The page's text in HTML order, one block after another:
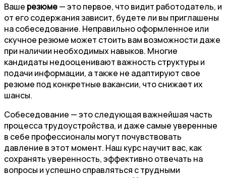
Ваше резюме— это первое, что видит работодатель, и
от его содержания зависит, будете ли вы приглашены
на собеседование. Неправильно оформленное или
скучное резюме может стоить вам возможности даже
при наличии необходимых навыков. Многие
кандидаты недооценивают важность структуры и
подачи информации, а также не адаптируют свое
резюме под конкретные вакансии, что снижает их
шансы.
Собеседование — это следующая важнейшая часть
процесса трудоустройства, и даже самые уверенные
в себе профессионалы могут почувствовать
давление в этот момент. Наш курс научит вас, как
сохранять уверенность, эффективно отвечать на
вопросы и успешно справляться с трудными